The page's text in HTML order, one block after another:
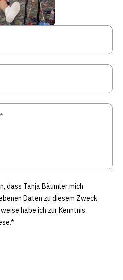
dass Tanja Bäumler mich
Daten zu diesem Zweck
habe ich zur Kenntnis